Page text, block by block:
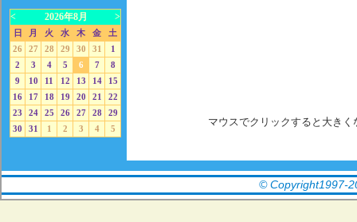
< 2026年8月 >
日 月 火 水 木 金
土
26
27 28 29 30 31
1
2
3 4 5 6 7
8
9
10 11 12 13 14
15
16
17 18 19 20 21
22
23
24 25 26 27 28
29
30
31 1 2 3 4 5
マウスでクリックすると大きく
©Copyright1997-